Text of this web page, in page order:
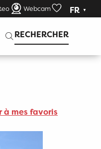
Webcam FR
RECHERCHER
Recherche
à mes favoris